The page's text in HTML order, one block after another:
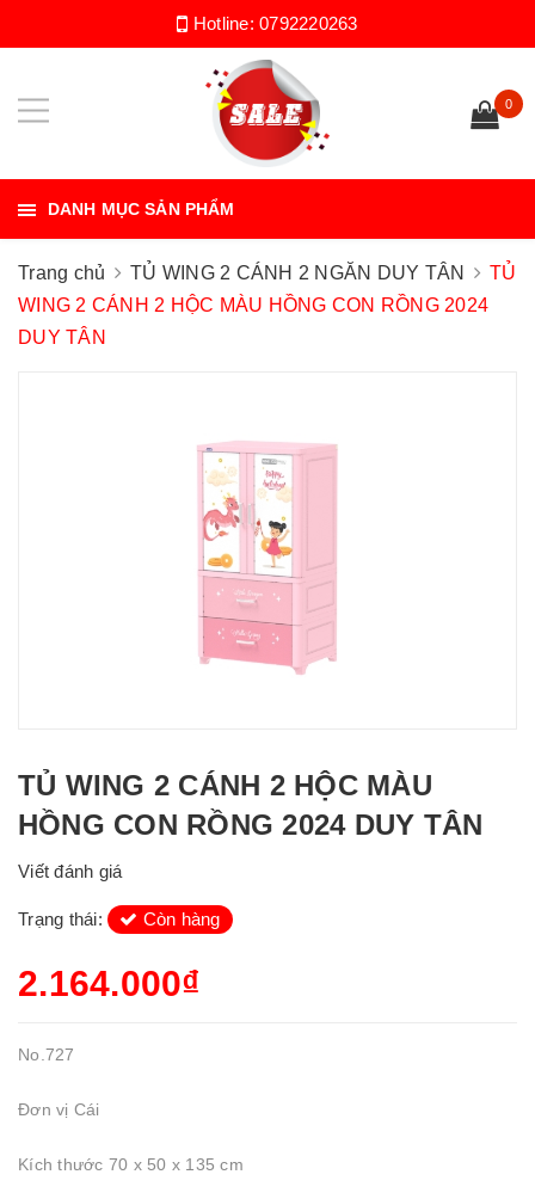
Hotline:0792220263
0
DANH MỤC SẢN PHẨM
Trang chủ TỦ WING 2 CÁNH 2 NGĂN DUY TÂN
TỦ
WING 2 CÁNH 2 HỘC MÀU HỒNG CON RỒNG 2024
DUY TÂN
TỦ WING 2 CÁNH 2 HỘC MÀU
HỒNG CON RỒNG 2024 DUY TÂN
Viết đánh giá
Trạng thái: Còn hàng
2.164.000₫
No.727
Đơn vị Cái
Kích thước 70 x 50 x 135 cm